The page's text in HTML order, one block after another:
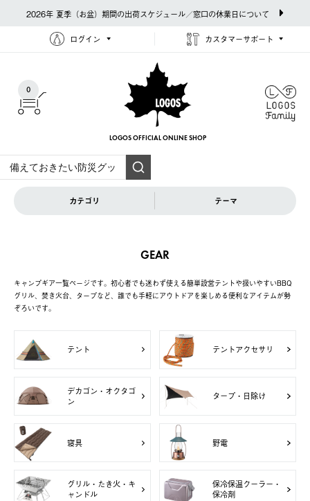
2026年 夏季（お盆）期間の出荷スケジュール／窓口の休業日について
ログイン カスタマーサポート
0
LOGOS OFFICIAL ONLINE SHOP
カテゴリ テーマ
GEAR
キャンプギア一覧ページです。初心者でも迷わず使える簡単設営テントや扱いやすいBBQ
グリル、焚き火台、タープなど、誰でも手軽にアウトドアを楽しめる便利なアイテムが勢
ぞろいです。
テント テントアクセサリ
デカゴン・オクタゴ
ン
タープ・日除け
寝具 野電
グリル・たき火・キ
ャンドル
保冷保温クーラー・
保冷剤